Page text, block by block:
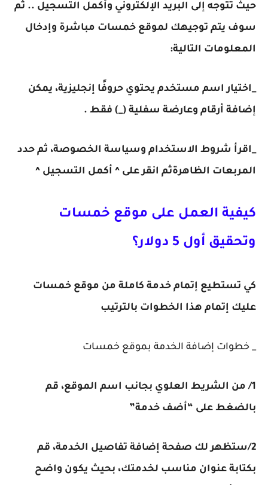
حيث تتوجه إلى البريد الإلكتروني وأكمل التسجيل .. ثم
سوف يتم توجيهك لموقع خمسات مباشرة وإدخال
المعلومات التالية:
_اختيار اسم مستخدم يحتوي حروفًا إنجليزية، يمكن
إضافة أرقام وعارضة سفلية (_) فقط .
_اقرأ شروط الاستخدام وسياسة الخصوصة، ثم حدد
المربعات الظاهرةثم انقر على ^ أكمل التسجيل ^
كيفية العمل على موقع خمسات
وتحقيق أول 5 دولار؟
كي تستطيع إتمام خدمة كاملة من موقع خمسات
عليك إتمام هذا الخطوات بالترتيب
_ خطوات إضافة الخدمة بموقع خمسات
1/ من الشريط العلوي بجانب اسم الموقع، قم
بالضغط على “أضف خدمة”
2/ستظهر لك صفحة إضافة تفاصيل الخدمة، قم
بكتابة عنوان مناسب لخدمتك، بحيث يكون واضح